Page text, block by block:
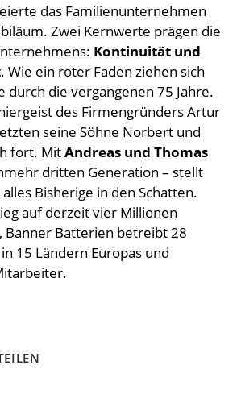
das Familienunternehmen
Zwei Kernwerte prägen die
Kontinuität und
. Wie ein roter Faden ziehen sich
durch die vergangenen 75 Jahre.
des Firmengründers Artur
seine Söhne Norbert und
fort. MitAndreas und Thomas
dritten Generation – stellt
Bisherige in den Schatten.
auf derzeit vier Millionen
Banner Batterien betreibt 28
15 Ländern Europas und